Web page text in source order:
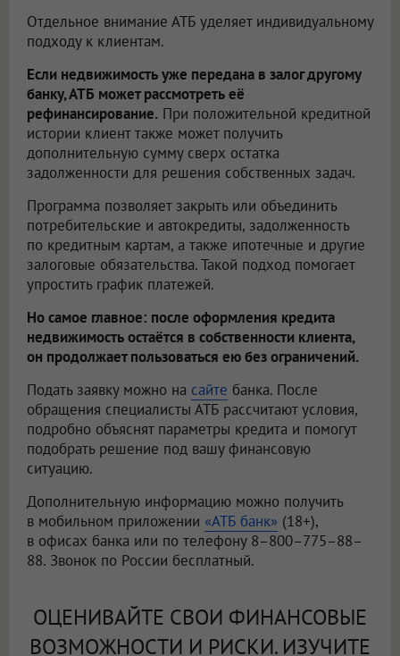
Отдельное внимание АТБ уделяет индивидуальному
подходу к клиентам.
Если недвижимость уже передана в залог другому
банку, АТБ может рассмотреть её
рефинансирование. При положительной кредитной
истории клиент также может получить
дополнительную сумму сверх остатка
задолженности для решения собственных задач.
Программа позволяет закрыть или объединить
потребительские и автокредиты, задолженность
по кредитным картам, а также ипотечные и другие
залоговые обязательства. Такой подход помогает
упростить график платежей.
Но самое главное: после оформления кредита
недвижимость остаётся в собственности клиента,
он продолжает пользоваться ею без ограничений.
Подать заявку можно на сайте банка. После
обращения специалисты АТБ рассчитают условия,
подробно объяснят параметры кредита и помогут
подобрать решение под вашу финансовую
ситуацию.
Дополнительную информацию можно получить
в мобильном приложении «АТБ банк» (18+),
в офисах банка или по телефону 8–800–775–88–
88. Звонок по России бесплатный.
ОЦЕНИВАЙТЕ СВОИ ФИНАНСОВЫЕ
ВОЗМОЖНОСТИ И РИСКИ. ИЗУЧИТЕ